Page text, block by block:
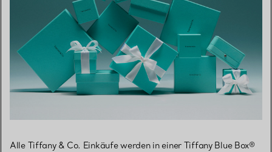
Alle Tiffany & Co. Einkäufe werden in einer Tiffany Blue Box®